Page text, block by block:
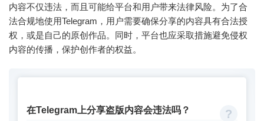
内容不仅违法，而且可能给平台和用户带来法律风险。为了合
法合规地使用Telegram，用户需要确保分享的内容具有合法授
权，或是自己的原创作品。同时，平台也应采取措施避免侵权
内容的传播，保护创作者的权益。
在Telegram上分享盗版内容会违法吗？